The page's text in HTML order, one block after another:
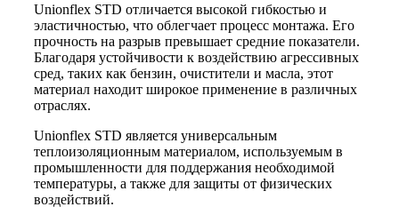
n
f
l
e
x
S
T
9
/
1
4
0
Unionflex STD отличается высокой гибкостью и
эластичностью, что облегчает процесс монтажа. Его
прочность на разрыв превышает средние показатели.
Благодаря устойчивости к воздействию агрессивных
сред, таких как бензин, очистители и масла, этот
материал находит широкое применение в различных
отраслях.
Unionflex STD является универсальным
теплоизоляционным материалом, используемым в
промышленности для поддержания необходимой
температуры, а также для защиты от физических
воздействий.